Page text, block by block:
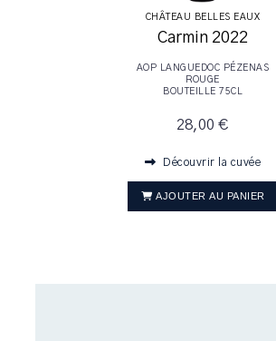
CHÂTEAU BELLES EAUX
Carmin 2022
AOP LANGUEDOC PÉZENAS
ROUGE
BOUTEILLE 75CL
28,00 €
Découvrir la cuvée
AJOUTER AU PANIER